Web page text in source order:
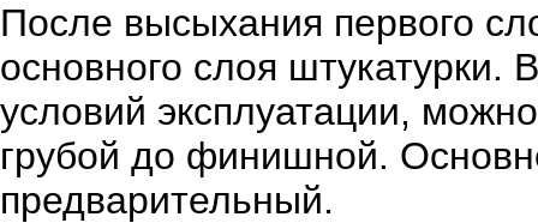
После высыхания первого
основного слоя
условий эксплуатации,
грубой до финишной.
предварительный.